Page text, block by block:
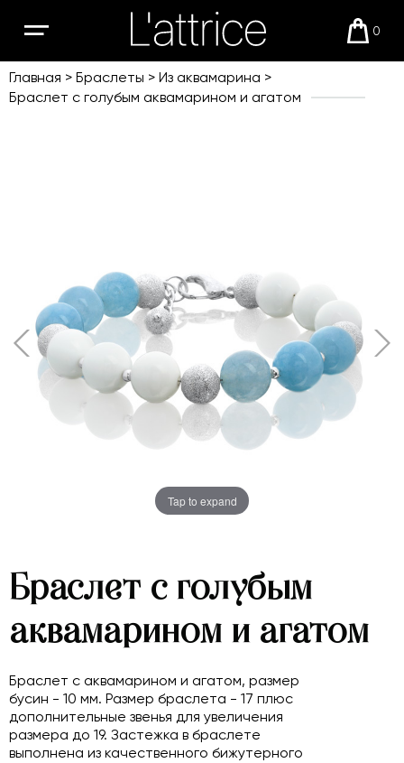
Открыть
0
Главная Браслеты
Из аквамарина
Браслет с голубым аквамарином и агатом
Tap to expand
Браслет с голубым
аквамарином и агатом
Браслет с аквамарином и агатом, размер
бусин - 10 мм. Размер браслета - 17 плюс
дополнительные звенья для увеличения
размера до 19. Застежка в браслете
выполнена из качественного бижутерного